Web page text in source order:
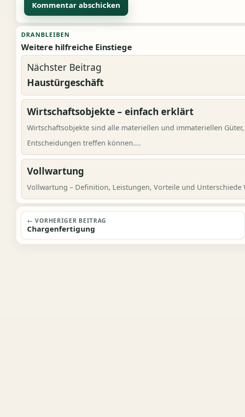
Alternative:
DRANBLEIBEN
Weitere hilfreiche Einstiege
Nächster Beitrag
Haustürgeschäft
Wirtschaftsobjekte – einfach erklärt
Wirtschaftsobjekte sind alle materiellen und immateriellen
Entscheidungen treffen können....
Vollwartung
Vollwartung – Definition, Leistungen, Vorteile und
Beitragsnavigation
← VORHERIGER BEITRAG
Chargenfertigung